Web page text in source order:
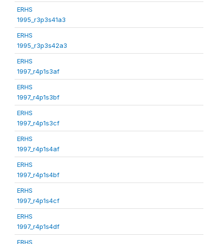
ERHS
1995_r3p3s41a3
ERHS
1995_r3p3s42a3
ERHS
1997_r4p1s3af
ERHS
1997_r4p1s3bf
ERHS
1997_r4p1s3cf
ERHS
1997_r4p1s4af
ERHS
1997_r4p1s4bf
ERHS
1997_r4p1s4cf
ERHS
1997_r4p1s4df
ERHS